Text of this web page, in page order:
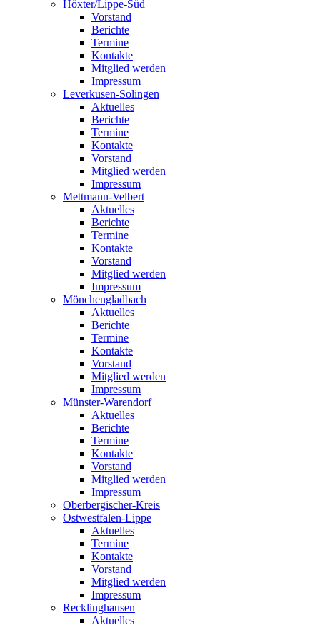
Höxter/Lippe-Süd
Vorstand
Berichte
Termine
Kontakte
Mitglied werden
Impressum
Leverkusen-Solingen
Aktuelles
Berichte
Termine
Kontakte
Vorstand
Mitglied werden
Impressum
Mettmann-Velbert
Aktuelles
Berichte
Termine
Kontakte
Vorstand
Mitglied werden
Impressum
Mönchengladbach
Aktuelles
Berichte
Termine
Kontakte
Vorstand
Mitglied werden
Impressum
Münster-Warendorf
Aktuelles
Berichte
Termine
Kontakte
Vorstand
Mitglied werden
Impressum
Oberbergischer-Kreis
Ostwestfalen-Lippe
Aktuelles
Termine
Kontakte
Vorstand
Mitglied werden
Impressum
Recklinghausen
Aktuelles